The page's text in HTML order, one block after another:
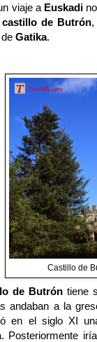
viaje a Euskadi
castillo de Butrón,
Gatika.
Castillo de
de Butróntiene
andaban a la
en el siglo XI
Posteriormente